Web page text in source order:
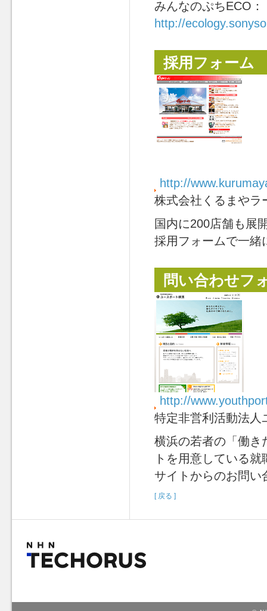
みんなのぷちECO：
http://
採用フォーム
http://
株式会社くるまやラ
国内に200店舗も展
採用フォームで一緒
問い合わせフ
http://
特定非営利活動法人
横浜の若者の「働き
トを用意している
サイトからのお問い
[ 戻る ]